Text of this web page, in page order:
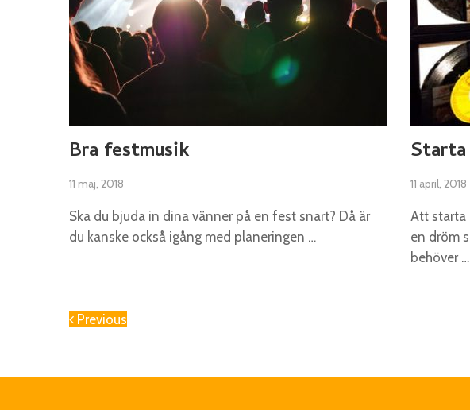
Bra festmusik
11 maj, 2018
Ska du bjuda in dina vänner på en fest snart? Då är
du kanske också igång med planeringen …
11 april, 2018
Att starta
en dröm
behöver …
Previous